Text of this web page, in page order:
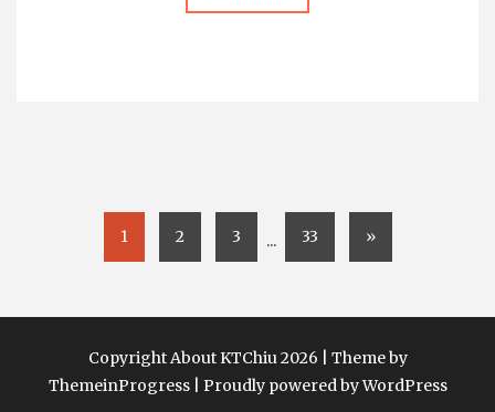
1 2 3 ... 33 »
Copyright About KTChiu 2026 | Theme by
ThemeinProgress| Proudly powered by WordPress